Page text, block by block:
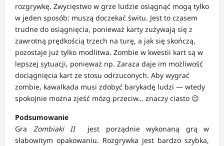
rozgrywkę. Zwycięstwo w grze ludzie osiągnąć mogą tylko
w jeden sposób: muszą doczekać świtu. Jest to czasem
trudne do osiągnięcia, ponieważ karty zużywają się z
zawrotną prędkością trzech na turę, a jak się skończą,
pozostaje już tylko modlitwa. Zombie w kwestii kart są w
lepszej sytuacji, ponieważ np. Zaraza daje im możliwość
dociągnięcia kart ze stosu odrzuconych. Aby wygrać
zombie, kawalkada musi zdobyć barykadę ludzi — wtedy
spokojnie można zjeść mózg przeciw… znaczy ciasto 😉
Podsumowanie
Gra Zombiaki IIjest porządnie wykonaną grą w
słabowitym opakowaniu. Rozgrywka jest bardzo szybka,